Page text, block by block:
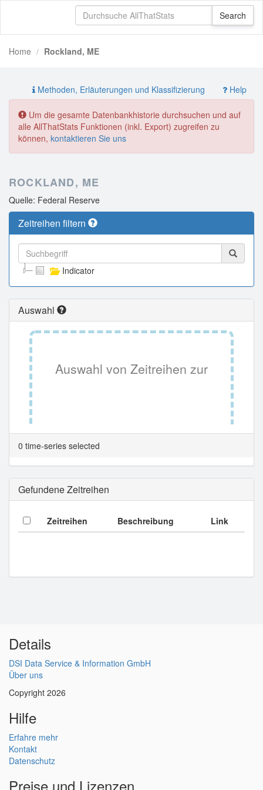
Home Rockland, ME
Methoden, Erläuterungen und Klassifizierung Help
Um die gesamte Datenbankhistorie durchsuchen und auf
alle AllThatStats Funktionen (inkl. Export) zugreifen zu
können, kontaktieren Sie uns
ROCKLAND, ME
Quelle: Federal Reserve
Zeitreihen filtern
Indicator
Auswahl
Auswahl von Zeitreihen zur
Tabellenansicht.
0 time-series selected
Gefundene Zeitreihen
Zeitreihen Beschreibung Link
Details
DSI Data Service & Information GmbH
Über uns
Copyright 2026
Hilfe
Erfahre mehr
Kontakt
Datenschutz
Preise und Lizenzen